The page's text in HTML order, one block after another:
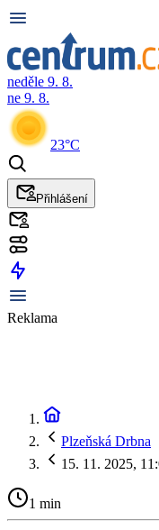
neděle 9. 8.
ne 9. 8.
23°C
Přihlášení
Reklama
Plzeňská Drbna
15. 11. 2025,
1 min